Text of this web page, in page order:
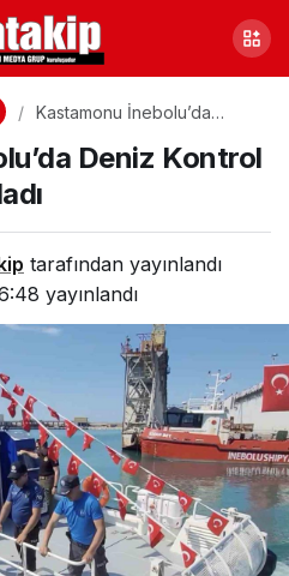
Kastamonu İnebolu’da
BaşladıDeniz Kontrol
tarafından yayınlandı
yayınlandı
Paylaş